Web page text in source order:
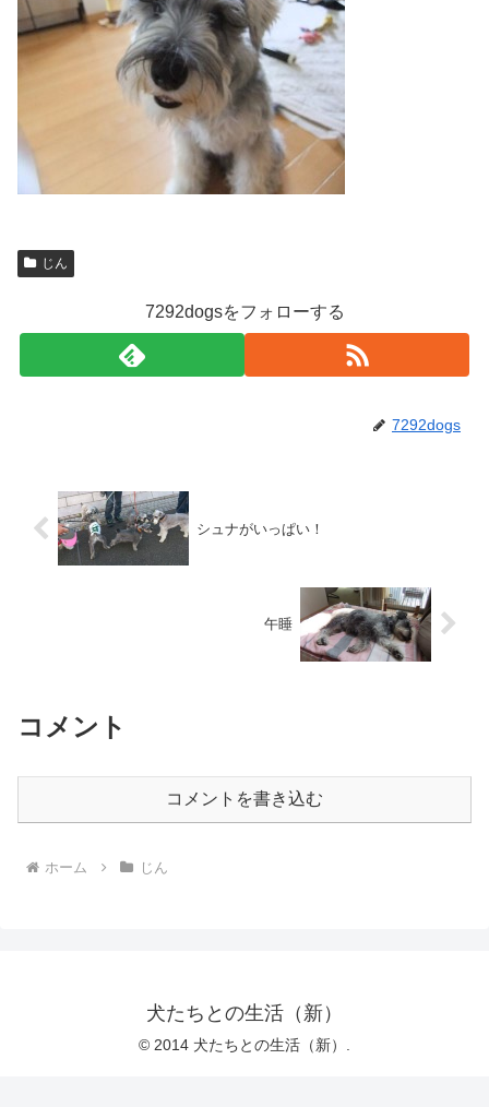
じん
7292dogsをフォローする
7292dogs
シュナがいっぱい！
午睡
コメント
コメントを書き込む
ホーム じん
犬たちとの生活（新）
© 2014 犬たちとの生活（新）.